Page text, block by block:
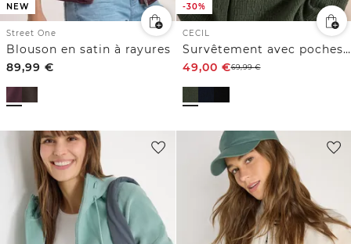
NEW
Street One
Blouson en satin à rayures
89,99 €
-30%
CECIL
Survêtement avec poches poitrine et structure
49,00 €69,99€